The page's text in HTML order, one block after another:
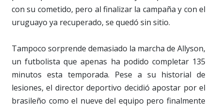
con su cometido, pero al finalizar la campaña y con el
uruguayo ya recuperado, se quedó sin sitio.
Tampoco sorprende demasiado la marcha de Allyson,
un futbolista que apenas ha podido completar 135
minutos esta temporada. Pese a su historial de
lesiones, el director deportivo decidió apostar por el
brasileño como el nueve del equipo pero finalmente